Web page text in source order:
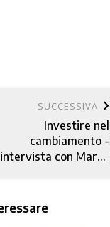
SUCCESSIVA keyboard_arrow_right
Investire nel
cambiamento -
intervista con Marco